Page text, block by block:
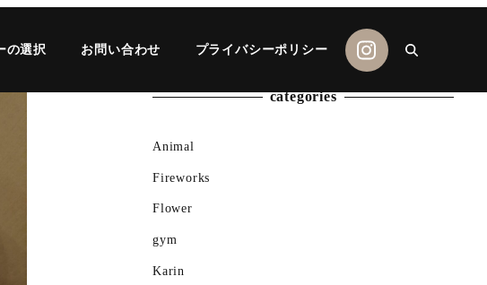
の選択 お問い合わせ プライバシーポリシー
categories
Animal
Fireworks
Flower
gym
Karin